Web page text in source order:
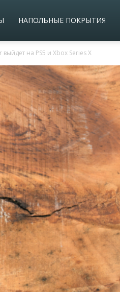
НАПОЛЬНЫЕ ПОКРЫТИЯ
на PS5 и Xbox Series X